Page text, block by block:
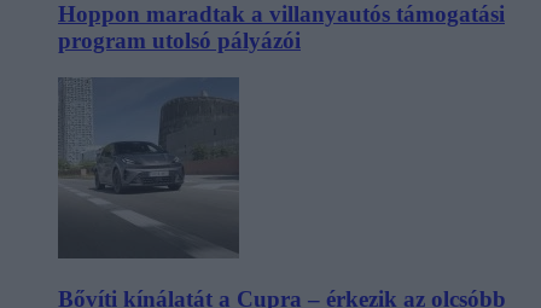
Hoppon maradtak a villanyautós támogatási
program utolsó pályázói
Bővíti kínálatát a Cupra – érkezik az olcsóbb